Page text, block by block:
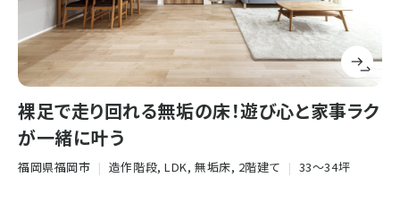
裸足で走り回れる無垢の床！遊び心と家事ラク
が一緒に叶う
福岡県福岡市 | 造作階段, LDK, 無垢床, 2階建て | 33〜34坪